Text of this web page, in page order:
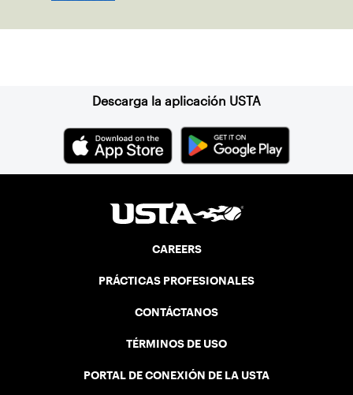
Descarga la aplicación USTA
CAREERS
PRÁCTICAS PROFESIONALES
CONTÁCTANOS
TÉRMINOS DE USO
PORTAL DE CONEXIÓN DE LA USTA